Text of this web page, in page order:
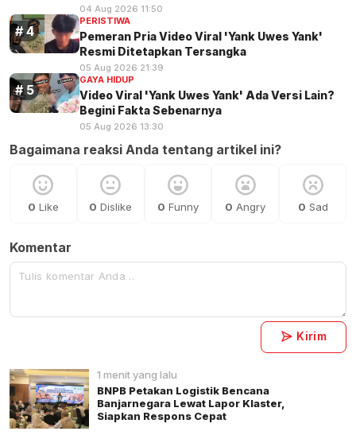
04 Aug 2026 11:50
PERISTIWA
Pemeran Pria Video Viral 'Yank Uwes Yank'
Resmi Ditetapkan Tersangka
05 Aug 2026 21:39
GAYA HIDUP
Video Viral 'Yank Uwes Yank' Ada Versi Lain?
Begini Fakta Sebenarnya
05 Aug 2026 13:30
Bagaimana reaksi Anda tentang artikel ini?
0 Like 0 Dislike 0 Funny 0 Angry 0 Sad
Komentar
Kirim
1 menit yang lalu
BNPB Petakan Logistik Bencana
Banjarnegara Lewat Lapor Klaster,
Siapkan Respons Cepat